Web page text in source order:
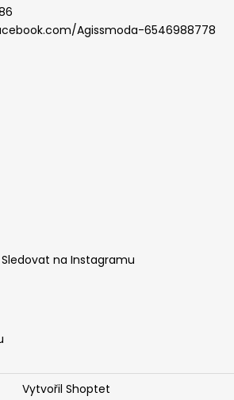
Agissmoda-6546988778
Sledovat na Instagramu
Vytvořil Shoptet